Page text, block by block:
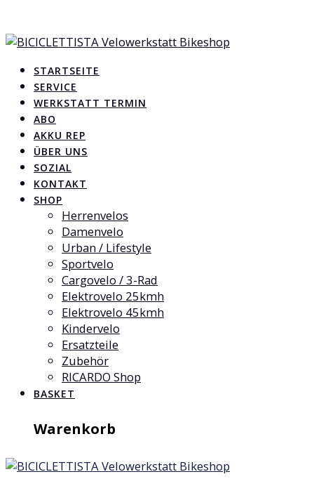
content
+41 61 693 42 22
info@biciclettista.ch
STARTSEITE
SERVICE
WERKSTATT TERMIN
ABO
AKKU REP
ÜBER UNS
SOZIAL
KONTAKT
SHOP
Herrenvelos
Damenvelo
Urban / Lifestyle
Sportvelo
Cargovelo / 3-Rad
Elektrovelo 25kmh
Elektrovelo 45kmh
Kindervelo
Ersatzteile
Zubehör
RICARDO Shop
BASKET
Warenkorb